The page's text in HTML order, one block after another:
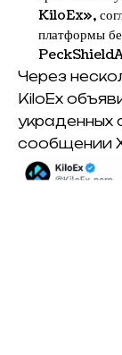
KiloEx»,
платформы
Через
KiloEx
украденных
сообщении